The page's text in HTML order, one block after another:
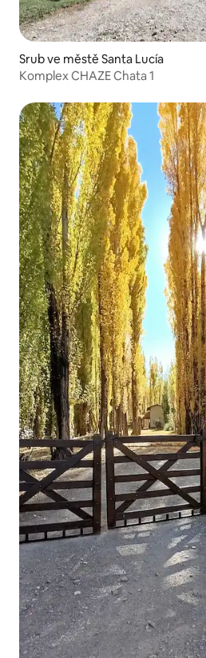
Srub ve městě Santa Lucía
Komplex CHAZE Chata 1